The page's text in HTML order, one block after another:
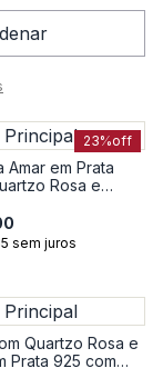
23%off
em Prata
Rosa e
sem juros
Quartzo Rosa e
Prata 925 com